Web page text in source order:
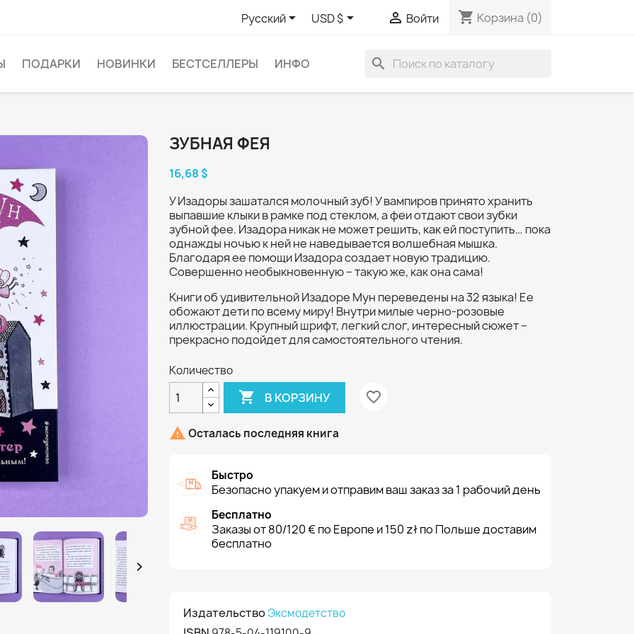
Русский USD $  Войти shopping_cart Корзина (0)
ПОДАРКИ НОВИНКИ БЕСТСЕЛЛЕРЫ ИНФО search

ЗУБНАЯ ФЕЯ
16,68 $
У Изадоры зашатался молочный зуб! У вампиров принято хранить
выпавшие клыки в рамке под стеклом, а феи отдают свои зубки
зубной фее. Изадора никак не может решить, как ей поступить… пока
однажды ночью к ней не наведывается волшебная мышка.
Благодаря ее помощи Изадора создает новую традицию.
Совершенно необыкновенную – такую же, как она сама!
Книги об удивительной Изадоре Мун переведены на 32 языка! Ее
обожают дети по всему миру! Внутри милые черно-розовые
иллюстрации. Крупный шрифт, легкий слог, интересный сюжет –
прекрасно подойдет для самостоятельного чтения.
Количество
 В КОРЗИНУ favorite_border
 Осталась последняя книга
Быстро
Безопасно упакуем и отправим ваш заказ за 1 рабочий день
Бесплатно
Заказы от 80/120 € по Европе и 150 zł по Польше доставим
бесплатно
ИздательствоЭксмодетство